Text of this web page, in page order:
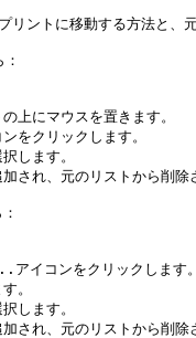
リントに移動する方法と、
上にマウスを置きます。
をクリックします。
します。
され、元のリストから削除
イコンをクリックします。
。
します。
され、元のリストから削除